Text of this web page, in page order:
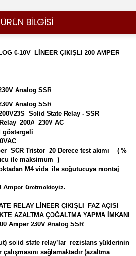
ÜRÜN BİLGİSİ
0-10V LİNEER ÇIKIŞLI 200 AMPER
Analog SSR
Analog SSR
Solid State Relay - SSR
200A 230V AC
SCR Tristor 20 Derece test akımı ( %
ile maksimum )
M4 vida ile soğutucuya montaj
Amper üretmekteyiz.
RELAY LİNEER ÇIKIŞLI FAZ AÇISI
AZALTMA ÇOĞALTMA YAPMA İMKANI
Amper 230V Analog SSR
solid state relay’lar rezistans yüklerinin
sağlamaktadır (azaltma